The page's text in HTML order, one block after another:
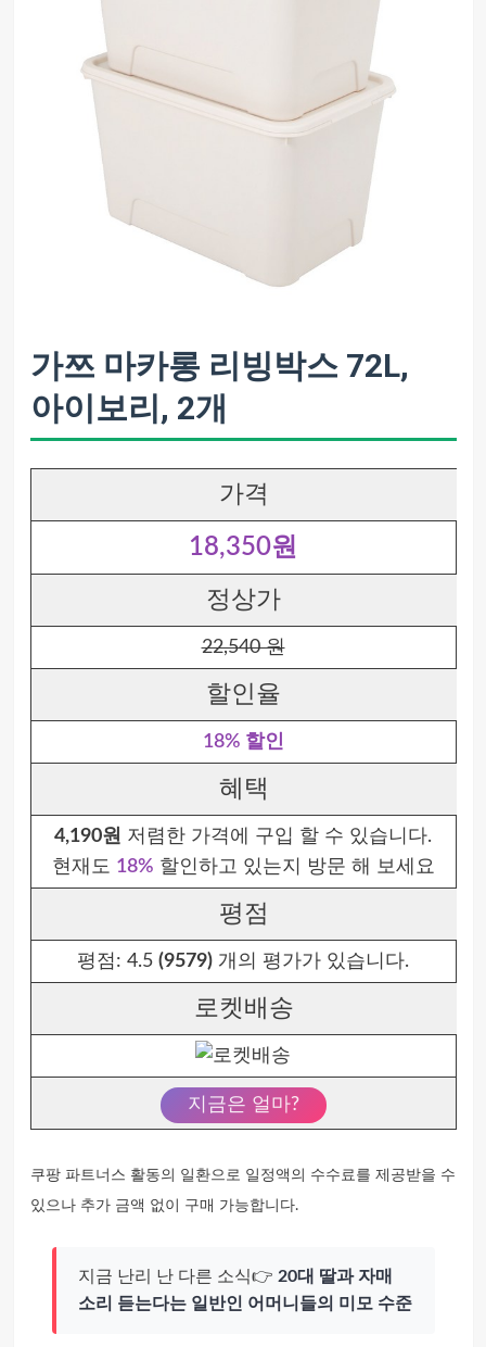
가쯔 마카롱 리빙박스 72L,
아이보리, 2개
가격
18,350원
정상가
22,540 원
할인율
18% 할인
혜택
4,190원 저렴한 가격에 구입 할 수 있습니다.
현재도 18% 할인하고 있는지 방문 해 보세요
평점
평점: 4.5 (9579) 개의 평가가 있습니다.
로켓배송
지금은 얼마?
쿠팡 파트너스 활동의 일환으로 일정액의 수수료를 제공받을 수
있으나 추가 금액 없이 구매 가능합니다.
지금 난리 난 다른 소식👉 20대 딸과 자매
소리 듣는다는 일반인 어머니들의 미모 수준